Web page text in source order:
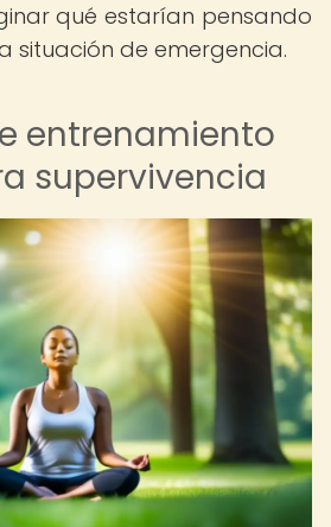
qué estarían pensando
situación de emergencia.
entrenamiento
supervivencia